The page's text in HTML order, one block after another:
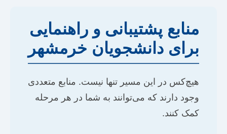
منابع پشتیبانی و راهنمایی
برای دانشجویان خرمشهر
هیچ‌کس در این مسیر تنها نیست. منابع متعددی
وجود دارند که می‌توانند به شما در هر مرحله
کمک کنند.